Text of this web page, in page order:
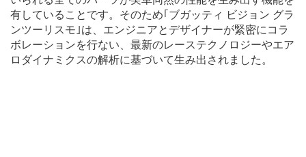
有していることです。そのため｢ブガッティ ビジョン グラ
ンツーリスモ｣は、エンジニアとデザイナーが緊密にコラ
ボレーションを行ない、最新のレーステクノロジーやエア
ロダイナミクスの解析に基づいて生み出されました。